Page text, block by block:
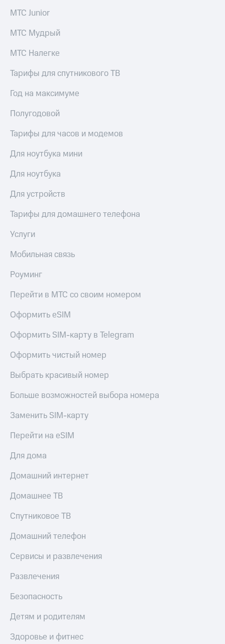
МТС Junior
МТС Мудрый
МТС Налегке
Тарифы для спутникового ТВ
Год на максимуме
Полугодовой
Тарифы для часов и модемов
Для ноутбука мини
Для ноутбука
Для устройств
Тарифы для домашнего телефона
Услуги
Мобильная связь
Роуминг
Перейти в МТС со своим номером
Оформить eSIM
Оформить SIM-карту в Telegram
Оформить чистый номер
Выбрать красивый номер
Больше возможностей выбора номера
Заменить SIM-карту
Перейти на eSIM
Для дома
Домашний интернет
Домашнее ТВ
Спутниковое ТВ
Домашний телефон
Сервисы и развлечения
Развлечения
Безопасность
Детям и родителям
Здоровье и фитнес